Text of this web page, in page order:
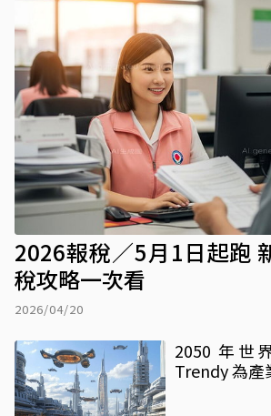
2026報稅／5月1日起跑
稅攻略一次看
2026/04/20
2050 年世
Trendy 為產